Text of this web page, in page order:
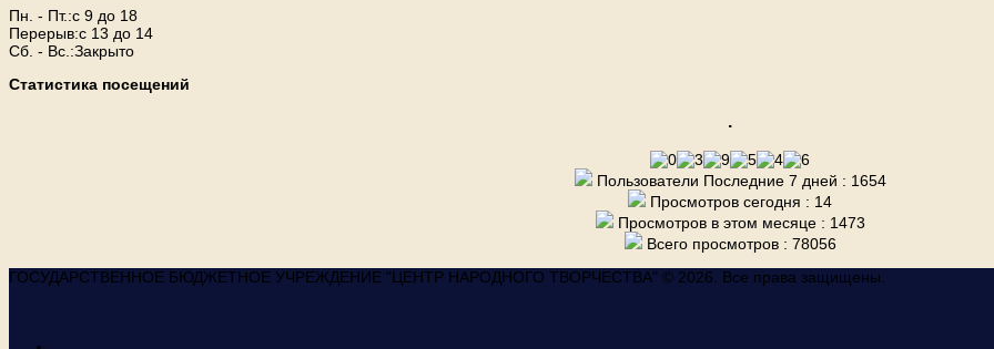
Пн. - Пт.:с 9 до 18
Перерыв:с 13 до 14
Сб. - Вс.:Закрыто
Статистика посещений
.
Пользователи Последние 7 дней : 1654
Просмотров сегодня : 14
Просмотров в этом месяце : 1473
Всего просмотров : 78056
ГОСУДАРСТВЕННОЕ БЮДЖЕТНОЕ УЧРЕЖДЕНИЕ "ЦЕНТР НАРОДНОГО ТВОРЧЕСТВА" © 2026. Все права защищены.